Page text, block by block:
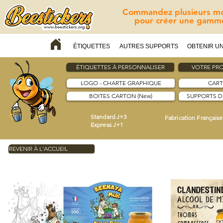
Commandez plusieurs
pour créer une
ÉTIQUETTES AUTRES SUPPORTS OBTENIR
ÉTIQUETTES À PERSONNALISER VOTRE
LOGO - CHARTE GRAPHIQUE
BOITES CARTON (New)
SUPPORTS
Standard J+3
Express J+1
Fabrication Française
REVENIR À L'ACCUEIL